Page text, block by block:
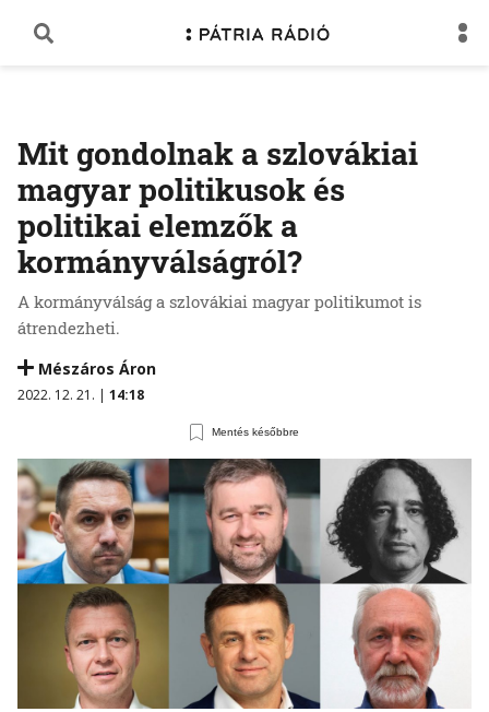
Mit gondolnak a szlovákiai
magyar politikusok és
politikai elemzők a
kormányválságról?
A kormányválság a szlovákiai magyar politikumot is
átrendezheti.
Mészáros Áron
2022. 12. 21. | 14:18
Mentés későbbre